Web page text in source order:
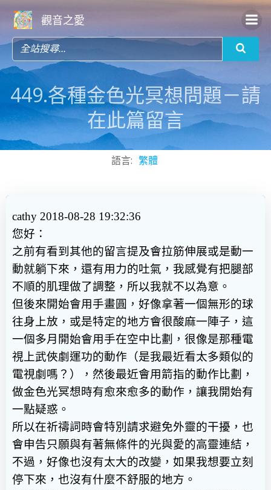
content
觀音之愛
449.各種金色光冥想問題－請
在此篇留言
語言: 繁體
cathy 2018-08-28 19:32:36
您好：
之前有看到其他的留言提及會拉筋伸展或是動一
動就躺下來，還有用力的吐氣，我感覺有把腿部
不順的肌理做了調整，所以我就不以為意。
但後來開始會用手畫圓，好像拿著一個無形的球
往身上放，或是特定的地方會很酸麻一陣子，這
一個多月開始會用手在空中比劃，很像是那種電
視上武俠劇運功的動作（是我最近看太多類似的
電視劇嗎？），然後最近會用箭指的動作比劃，
做金色光冥想時有愈來愈多的動作，讓我開始有
一點疑惑。
所以在祈禱詞時會特別請求避免外靈的干擾，也
會申告只願與有著無條件的光與愛的高靈連結，
不過，好像也沒有太大的改變，如果我想要立刻
停下來，也沒有什麼不舒服的地方。